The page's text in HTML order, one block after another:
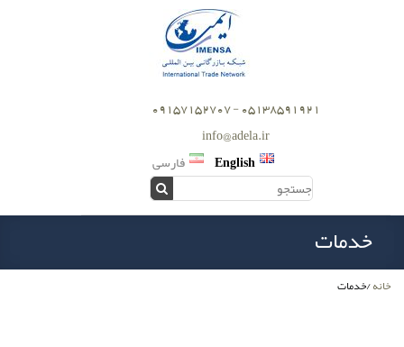
05138591921 - 09157152707
info@adela.ir
English
فارسی
خدمات
خانه/خدمات